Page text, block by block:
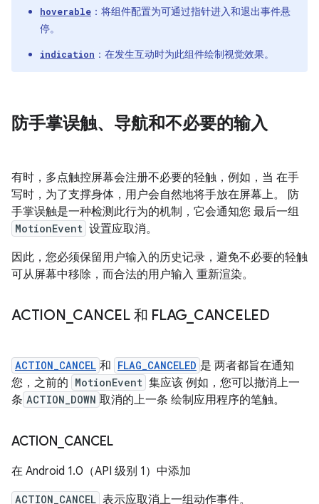
hoverable ：将组件配置为可通过指针进入和退出事件悬
停。
indication ：在发生互动时为此组件绘制视觉效果。
防手掌误触、导航和不必要的输入
有时，多点触控屏幕会注册不必要的轻触，例如，当 在手
写时，为了支撑身体，用户会自然地将手放在屏幕上。 防
手掌误触是一种检测此行为的机制，它会通知您 最后一组
MotionEvent 设置应取消。
因此，您必须保留用户输入的历史记录，避免不必要的轻触
可从屏幕中移除，而合法的用户输入 重新渲染。
ACTION CANCEL 和 FLAG CANCELED
ACTION_CANCEL 和 FLAG_CANCELED 是 两者都旨在通知
您，之前的 MotionEvent 集应该 例如，您可以撤消上一
条 ACTION_DOWN 取消的上一条 绘制应用程序的笔触。
ACTION CANCEL
在 Android 1.0（API 级别 1）中添加
ACTION_CANCEL 表示应取消上一组动作事件。